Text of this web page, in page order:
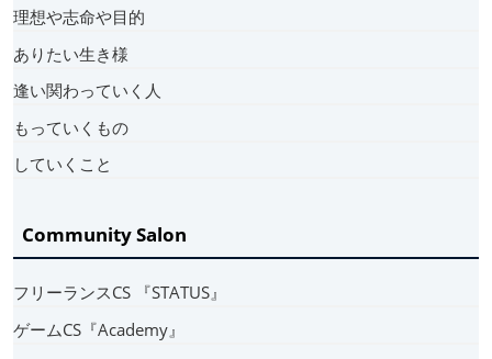
理想や志命や目的
ありたい生き様
逢い関わっていく人
もっていくもの
していくこと
Community Salon
フリーランスCS 『STATUS』
ゲームCS『Academy』